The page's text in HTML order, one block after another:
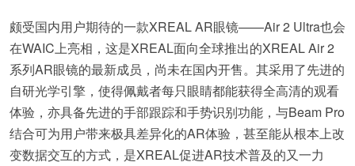
颇受国内用户期待的一款XREAL AR眼镜——Air 2 Ultra也会
在WAIC上亮相，这是XREAL面向全球推出的XREAL Air 2
系列AR眼镜的最新成员，尚未在国内开售。其采用了先进的
自研光学引擎，使得佩戴者每只眼睛都能获得全高清的观看
体验，亦具备先进的手部跟踪和手势识别功能，与Beam Pro
结合可为用户带来极具差异化的AR体验，甚至能从根本上改
变数据交互的方式，是XREAL促进AR技术普及的又一力